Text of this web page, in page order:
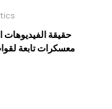
حقيقة الفيديوهات
معسكرات تابعة